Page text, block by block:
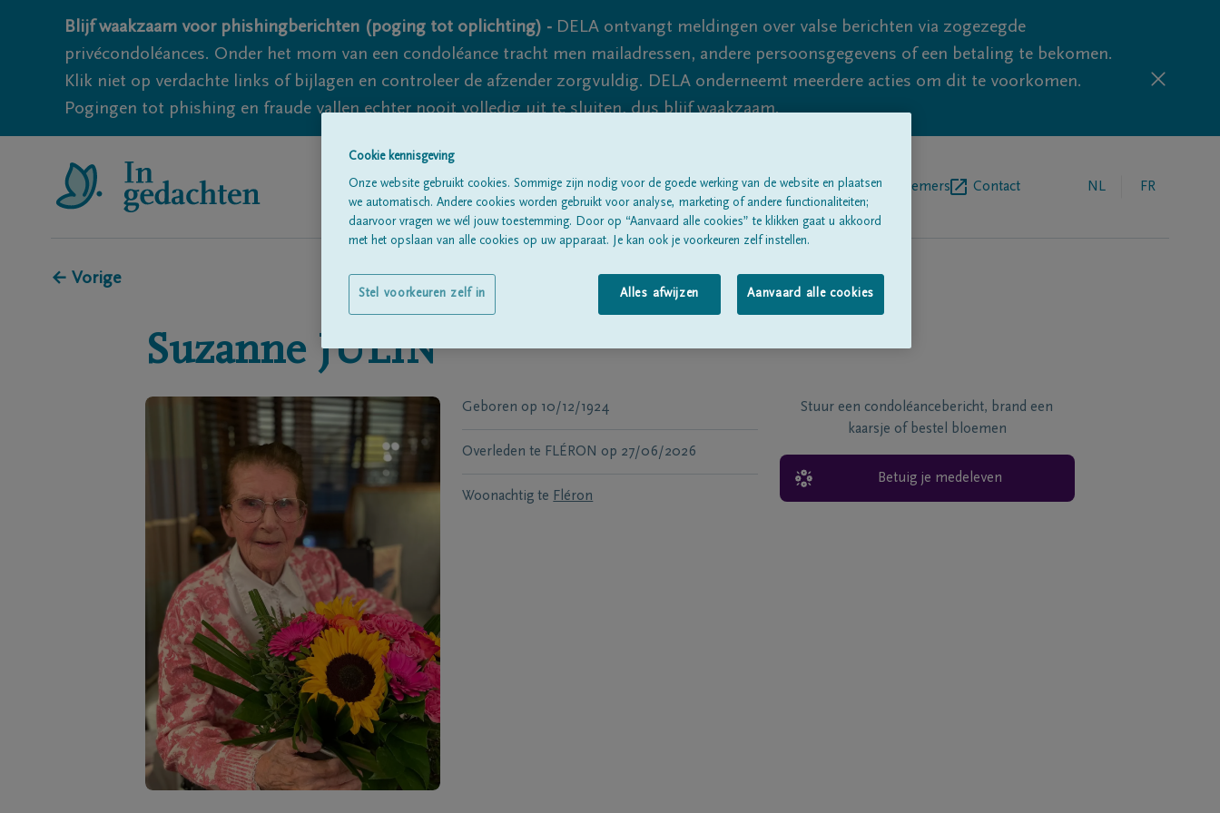
Blijf waakzaam voor phishingberichten (poging tot oplichting) - DELA ontvangt meldingen over valse berichten via zogezegde
privécondoléances. Onder het mom van een condoléance tracht men mailadressen, andere persoonsgegevens of een betaling te bekomen.
Klik niet op verdachte links of bijlagen en controleer de afzender zorgvuldig. DELA onderneemt meerdere acties om dit te voorkomen.
Pogingen tot phishing en fraude vallen echter nooit volledig uit te sluiten, dus blijf waakzaam.
Alle rouwberichtenOver onsBegrafenisondernemers Contact NL FR
← Vorige
Suzanne JULIN
Geboren op 10/12/1924
Overleden te FLÉRON op 27/06/2026
Woonachtig te Fléron
Stuur een condoléancebericht, brand een
kaarsje of bestel bloemen
Betuig je medeleven
Cookie kennisgeving
Onze website gebruikt cookies. Sommige zijn nodig voor de goede werking van de website en plaatsen
we automatisch. Andere cookies worden gebruikt voor analyse, marketing of andere functionaliteiten;
daarvoor vragen we wél jouw toestemming. Door op “Aanvaard alle cookies” te klikken gaat u akkoord
met het opslaan van alle cookies op uw apparaat. Je kan ook je voorkeuren zelf instellen.
Alles afwijzen Aanvaard alle cookies
Stel voorkeuren zelf in